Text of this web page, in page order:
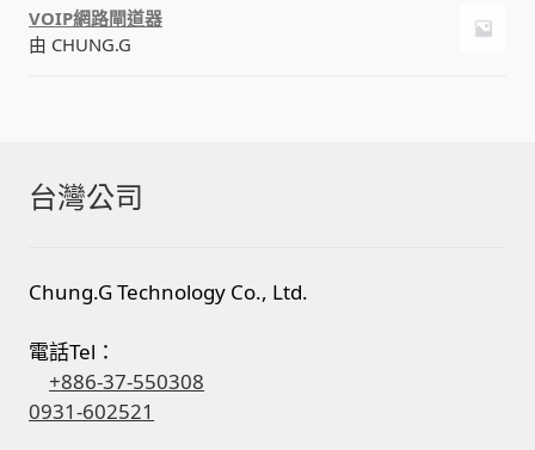
VOIP網路閘道器
由 CHUNG.G
台灣公司
Chung.G Technology Co., Ltd.
電話Tel：
+886-37-550308
0931-602521